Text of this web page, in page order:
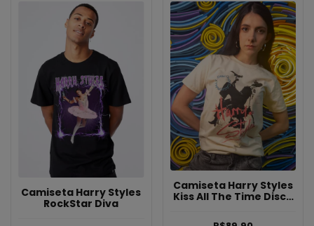
Camiseta Harry Styles
RockStar Diva
Camiseta Harry Styles
Kiss All The Time Disco